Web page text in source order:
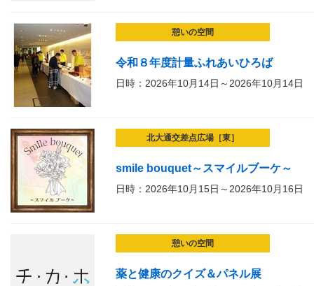
憩いの空間
令和８年度計量ふれあいひろば
日時：2026年10月14日～2026年10月14日
北大通交差点広場［東］
smile bouquet～スマイルブーケ～
日時：2026年10月15日～2026年10月16日
憩いの空間
薬と健康のクイズ＆パネル展